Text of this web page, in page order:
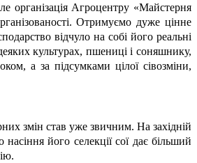
організація Агроцентру «Майстерня
Отримуємо дуже цінне
відчуло на собі його реальні
культурах, пшениці і соняшнику,
а за підсумками цілої сівозміни,
змін став уже звичним. На західній
його селекції сої дає більший